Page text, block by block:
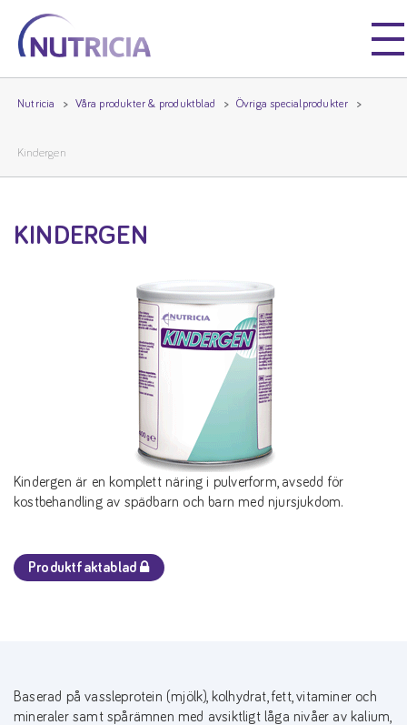
Nutricia
Nutricia
Nutricia Våra produkter & produktblad Övriga specialprodukter
Kindergen
KINDERGEN
Kindergen är en komplett näring i pulverform, avsedd för
kostbehandling av spädbarn och barn med njursjukdom.
Produktfaktablad
Baserad på vassleprotein (mjölk), kolhydrat, fett, vitaminer och
mineraler samt spårämnen med avsiktligt låga nivåer av kalium,